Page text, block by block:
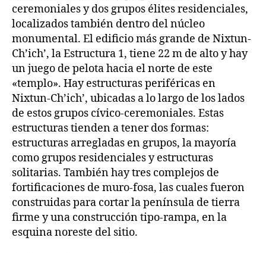
ceremoniales y dos grupos élites residenciales,
localizados también dentro del núcleo
monumental. El edificio más grande de Nixtun-
Ch’ich’, la Estructura 1, tiene 22 m de alto y hay
un juego de pelota hacia el norte de este
«templo». Hay estructuras periféricas en
Nixtun-Ch’ich’, ubicadas a lo largo de los lados
de estos grupos cívico-ceremoniales. Estas
estructuras tienden a tener dos formas:
estructuras arregladas en grupos, la mayoría
como grupos residenciales y estructuras
solitarias. También hay tres complejos de
fortificaciones de muro-fosa, las cuales fueron
construidas para cortar la península de tierra
firme y una construcción tipo-rampa, en la
esquina noreste del sitio.